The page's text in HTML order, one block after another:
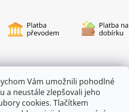
Vám umožnili pohodlné
a neustále zlepšovali jeho
cookies. Tlačítkem